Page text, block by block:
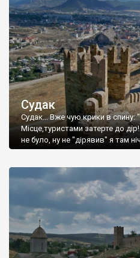
Судак
Судак... Вже чую крики в
Місце,туристами затерте до
не було, ну не "дірявив" я там